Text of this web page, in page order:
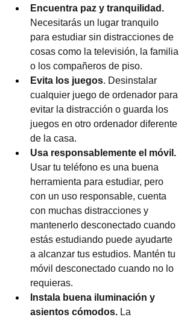
Encuentra paz y tranquilidad.
Necesitarás un lugar tranquilo
para estudiar sin distracciones de
cosas como la televisión, la familia
o los compañeros de piso.
Evita los juegos. Desinstalar
cualquier juego de ordenador para
evitar la distracción o guarda los
juegos en otro ordenador diferente
de la casa.
Usa responsablemente el móvil.
Usar tu teléfono es una buena
herramienta para estudiar, pero
con un uso responsable, cuenta
con muchas distracciones y
mantenerlo desconectado cuando
estás estudiando puede ayudarte
a alcanzar tus estudios. Mantén tu
móvil desconectado cuando no lo
requieras.
Instala buena iluminación y
asientos cómodos. La